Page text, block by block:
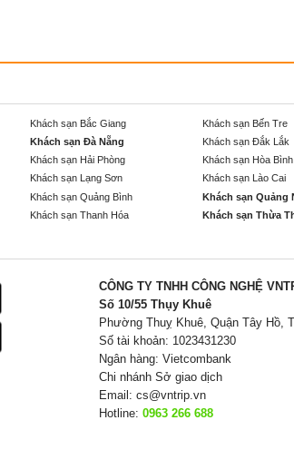
Khách sạn Bắc Giang Khách sạn Bến Tre
Khách sạn Đà Nẵng Khách sạn Đắk Lắk
Khách sạn Hải Phòng Khách sạn Hòa Bình
Khách sạn Lạng Sơn Khách sạn Lào Cai
Khách sạn Quảng Bình Khách sạn Quảng
Khách sạn Thanh Hóa Khách sạn Thừa
CÔNG TY TNHH CÔNG NGHỆ
Số 10/55 Thụy Khuê
Phường Thuỵ Khuê, Quận Tây Hồ,
Số tài khoản: 1023431230
Ngân hàng: Vietcombank
Chi nhánh Sở giao dịch
Email: cs@vntrip.vn
Hotline: 0963 266 688